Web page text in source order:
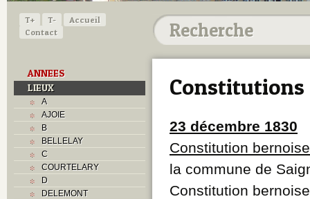
T+ T-
Accueil
Contact
ANNEES
LIEUX
A
AJOIE
B
BELLELAY
C
COURTELARY
D
DELEMONT
Constitutions
23 décembre 1830
Constitution
la commune de
Constitution